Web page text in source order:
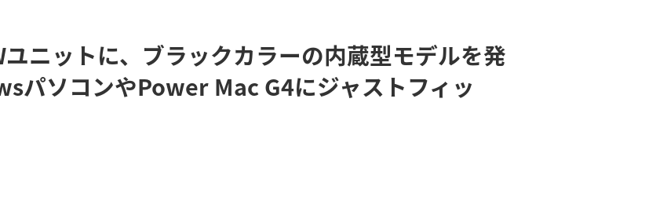
ニットに、ブラックカラーの内蔵型モデルを発
パソコンやPower Mac G4にジャストフィッ